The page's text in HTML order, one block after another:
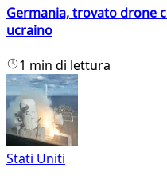
Germania, trovato drone
ucraino
1 min di lettura
Stati Uniti